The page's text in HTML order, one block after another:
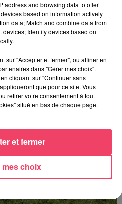
LAMBERT : « À MOLIÈRES, LES
address and browsing data to offer
based on information actively
data; Match and combine data from
devices; Identify devices based on
sur "Accepter et fermer", ou affiner en
dans "Gérer mes choix".
cliquant sur "Continuer sans
que pour ce site. Vous
retirer votre consentement à tout
situé en bas de chaque page.
mes choix
et fermer